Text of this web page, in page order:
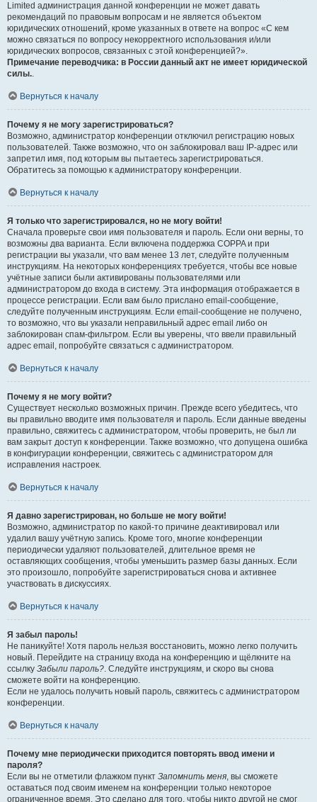
Limited администрация данной конференции не может давать
рекомендаций по правовым вопросам и не является объектом
юридических отношений, кроме указанных в ответе на вопрос «С кем
можно связаться по вопросу некорректного использования и/или
юридических вопросов, связанных с этой конференцией?».
Примечание переводчика: в России данный акт не имеет юридической
силы..
Вернуться к началу
Почему я не могу зарегистрироваться?
Возможно, администратор конференции отключил регистрацию новых
пользователей. Также возможно, что он заблокировал ваш IP-адрес или
запретил имя, под которым вы пытаетесь зарегистрироваться.
Обратитесь за помощью к администратору конференции.
Вернуться к началу
Я только что зарегистрировался, но не могу войти!
Сначала проверьте свои имя пользователя и пароль. Если они верны, то
возможны два варианта. Если включена поддержка COPPA и при
регистрации вы указали, что вам менее 13 лет, следуйте полученным
инструкциям. На некоторых конференциях требуется, чтобы все новые
учётные записи были активированы пользователями или
администратором до входа в систему. Эта информация отображается в
процессе регистрации. Если вам было прислано email-сообщение,
следуйте полученным инструкциям. Если email-сообщение не получено,
то возможно, что вы указали неправильный адрес email либо он
заблокирован спам-фильтром. Если вы уверены, что ввели правильный
адрес email, попробуйте связаться с администратором.
Вернуться к началу
Почему я не могу войти?
Существует несколько возможных причин. Прежде всего убедитесь, что
вы правильно вводите имя пользователя и пароль. Если данные введены
правильно, свяжитесь с администратором, чтобы проверить, не был ли
вам закрыт доступ к конференции. Также возможно, что допущена ошибка
в конфигурации конференции, свяжитесь с администратором для
исправления настроек.
Вернуться к началу
Я давно зарегистрирован, но больше не могу войти!
Возможно, администратор по какой-то причине деактивировал или
удалил вашу учётную запись. Кроме того, многие конференции
периодически удаляют пользователей, длительное время не
оставляющих сообщения, чтобы уменьшить размер базы данных. Если
это произошло, попробуйте зарегистрироваться снова и активнее
участвовать в дискуссиях.
Вернуться к началу
Я забыл пароль!
Не паникуйте! Хотя пароль нельзя восстановить, можно легко получить
новый. Перейдите на страницу входа на конференцию и щёлкните на
ссылку Забыли пароль?. Следуйте инструкциям, и скоро вы снова
сможете войти на конференцию.
Если не удалось получить новый пароль, свяжитесь с администратором
конференции.
Вернуться к началу
Почему мне периодически приходится повторять ввод имени и
пароля?
Если вы не отметили флажком пункт Запомнить меня, вы сможете
оставаться под своим именем на конференции только некоторое
ограниченное время. Это сделано для того, чтобы никто другой не смог